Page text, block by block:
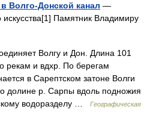
Волго-Донской канал —
Памятник Владимиру
Волгу и Дон. Длина 101
рекам и вдхр. По берегам
в Сарептском затоне Волги
долине р. Сарпы вдоль подножия
водоразделу …
Географическая